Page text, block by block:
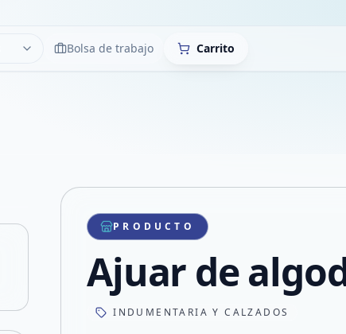
LimpiarBolsa de trabajo Carrito
Compartir producto
Compartir por WhatsApp
Compartir por mail
Compartir en Facebook
Compartir en X
PRODUCTO
Ajuar de
INDUMENTARIA Y CALZADOS